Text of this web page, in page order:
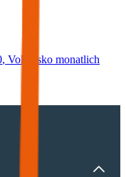
, Vollkasko monatlich